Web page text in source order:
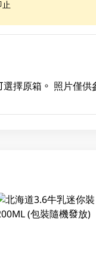
選擇原箱。 照片僅供